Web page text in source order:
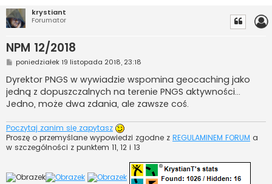
krystiant
Forumator
NPM 12/2018
P
o
s
t
poniedziałek 19 listopada 2018, 23:18
Dyrektor PNGS w wywiadzie wspomina geocaching jako
jedną z dopuszczalnych na terenie PNGS aktywności...
Jedno, może dwa zdania, ale zawsze coś.
Poczytaj zanim się zapytasz
Proszę o przemyślane wypowiedzi zgodne z REGULAMINEM FORUM a
w szczególności z punktem 11, 12 i 13